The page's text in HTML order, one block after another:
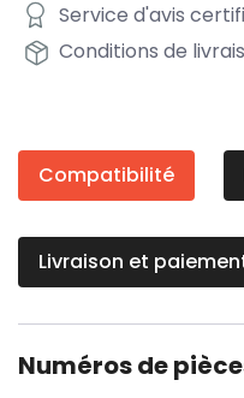
Service d'avis
Conditions de
Compatibilité
Livraison et
Numéros de